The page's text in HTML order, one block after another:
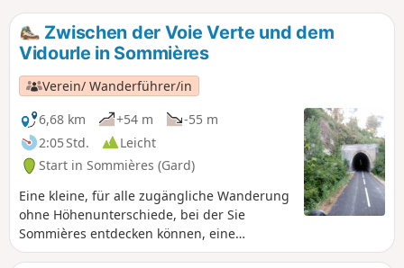
Zwischen der Voie Verte und dem
Vidourle in Sommières
Verein/ Wanderführer/in
6,68 km
+54 m
-55 m
2:05 Std.
Leicht
Start in Sommières (Gard)
Eine kleine, für alle zugängliche Wanderung
ohne Höhenunterschiede, bei der Sie
Sommières entdecken können, eine
mittelalterliche Stadt, die einen Besuch wert